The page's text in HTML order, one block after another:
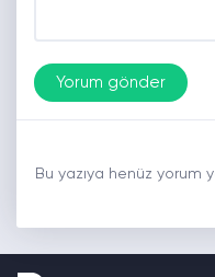
Bu yazıya henüz yorum